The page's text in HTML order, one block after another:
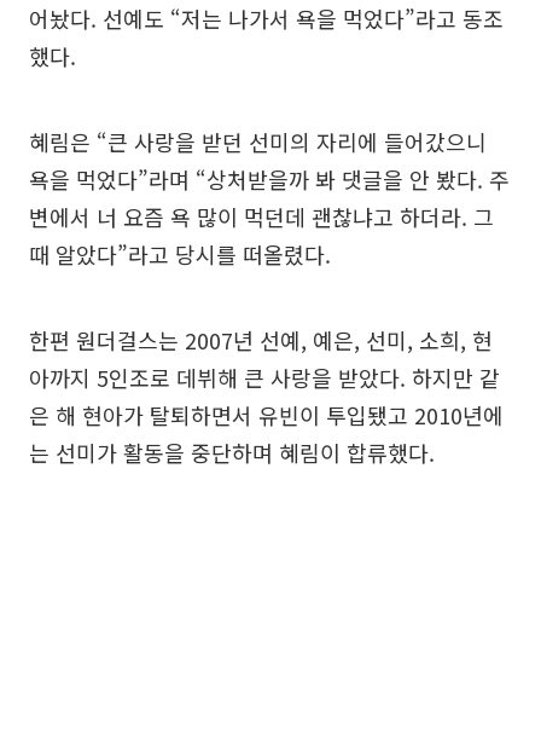
어놨다. 선예도 “저는 나가서 욕을 먹었다”라고 동조
했다.
혜림은 “큰 사랑을 받던 선미의 자리에 들어갔으니
욕을 먹었다”라며 “상처받을까 봐 댓글을 안 봤다. 주
변에서 너 요즘 욕 많이 먹던데 괜찮냐고 하더라. 그
때 알았다”라고 당시를 떠올렸다.
한편 원더걸스는 2007년 선예, 예은, 선미, 소희, 현
아까지 5인조로 데뷔해 큰 사랑을 받았다. 하지만 같
은 해 현아가 탈퇴하면서 유빈이 투입됐고 2010년에
는 선미가 활동을 중단하며 혜림이 합류했다.